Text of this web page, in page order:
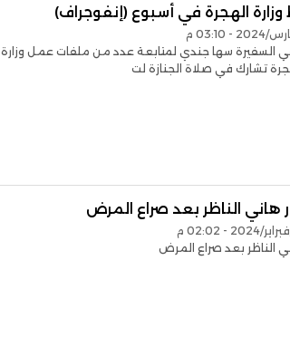
الهجرة في أسبوع (إنفوجراف)
السفيرة سها جندي لمتابعة عدد من ملفات عمل وزارة
تشارك في صلاة الجنازة لت
هاني الناظر بعد صراع المرض
الناظر بعد صراع المرض